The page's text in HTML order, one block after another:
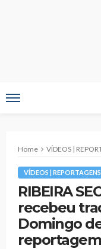
Home VÍDEOS |
VÍDEOS | REPORTAGENS
RIBEIRA
recebeu
Domingo